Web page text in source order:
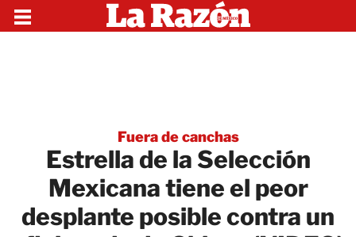
Fuera de canchas
Estrella de la Selección
Mexicana tiene el peor
desplante posible contra un